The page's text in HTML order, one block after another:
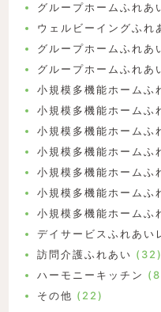
グループホームふれあ
ウェルビーイングふれ
グループホームふれあ
グループホームふれあ
小規模多機能ホームふ
小規模多機能ホームふ
小規模多機能ホームふ
小規模多機能ホームふ
小規模多機能ホームふ
小規模多機能ホームふ
小規模多機能ホームふ
デイサービスふれあい
訪問介護ふれあい (32)
ハーモニーキッチン
その他 (22)